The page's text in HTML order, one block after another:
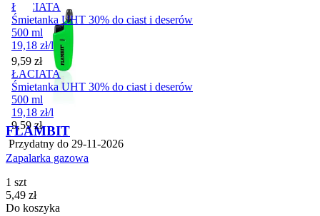
ŁACIATA
Śmietanka UHT 30% do ciast i deserów
500 ml
19,18 zł/l
Cena
9,59 zł
ŁACIATA
Śmietanka UHT 30% do ciast i deserów
500 ml
19,18 zł/l
Cena
9,59 zł
Przydatny do 29-11-2026
FLAMBIT
Zapalarka gazowa
1 szt
Cena
5,49 zł
Do koszyka